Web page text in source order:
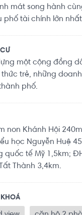
mát song hành
phố tài chính lớn
một cộng đồng
trẻ, những
phố.
non Khánh Hội
học Nguyễn Huệ
quốc tế Mỹ 1,5km;
Thành 3,4km.